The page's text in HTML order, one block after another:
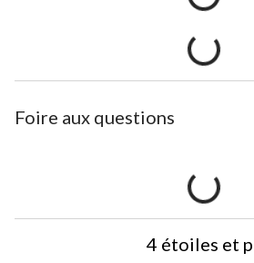
Foire aux questions
4 étoiles et